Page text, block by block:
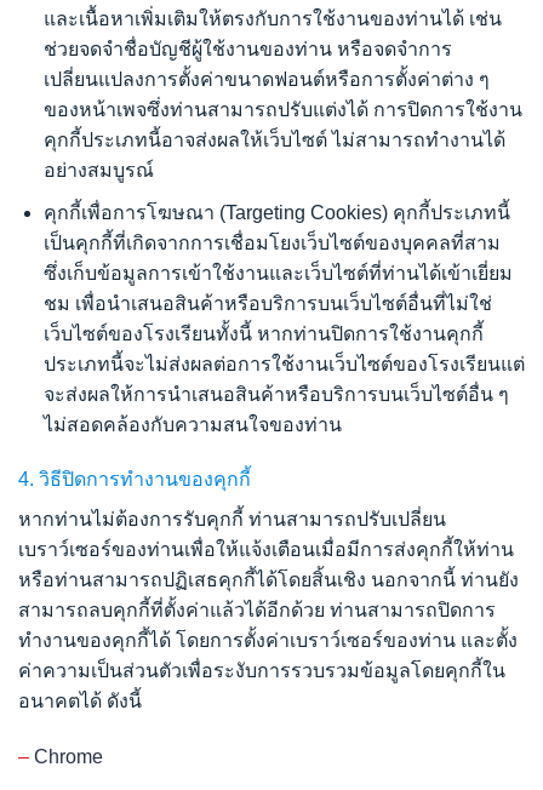
และเนื้อหาเพิ่มเติมให้ตรงกับการใช้งานของท่านได้ เช่น
ช่วยจดจำชื่อบัญชีผู้ใช้งานของท่าน หรือจดจำการ
เปลี่ยนแปลงการตั้งค่าขนาดฟอนต์หรือการตั้งค่าต่าง ๆ
ของหน้าเพจซึ่งท่านสามารถปรับแต่งได้ การปิดการใช้งาน
คุกกี้ประเภทนี้อาจส่งผลให้เว็บไซต์ ไม่สามารถทำงานได้
อย่างสมบูรณ์
คุกกี้เพื่อการโฆษณา (Targeting Cookies) คุกกี้ประเภทนี้
เป็นคุกกี้ที่เกิดจากการเชื่อมโยงเว็บไซต์ของบุคคลที่สาม
ซึ่งเก็บข้อมูลการเข้าใช้งานและเว็บไซต์ที่ท่านได้เข้าเยี่ยม
ชม เพื่อนำเสนอสินค้าหรือบริการบนเว็บไซต์อื่นที่ไม่ใช่
เว็บไซต์ของโรงเรียนทั้งนี้ หากท่านปิดการใช้งานคุกกี้
ประเภทนี้จะไม่ส่งผลต่อการใช้งานเว็บไซต์ของโรงเรียนแต่
จะส่งผลให้การนำเสนอสินค้าหรือบริการบนเว็บไซต์อื่น ๆ
ไม่สอดคล้องกับความสนใจของท่าน
4. วิธีปิดการทำงานของคุกกี้
หากท่านไม่ต้องการรับคุกกี้ ท่านสามารถปรับเปลี่ยน
เบราว์เซอร์ของท่านเพื่อให้แจ้งเตือนเมื่อมีการส่งคุกกี้ให้ท่าน
หรือท่านสามารถปฏิเสธคุกกี้ได้โดยสิ้นเชิง นอกจากนี้ ท่านยัง
สามารถลบคุกกี้ที่ตั้งค่าแล้วได้อีกด้วย ท่านสามารถปิดการ
ทำงานของคุกกี้ได้ โดยการตั้งค่าเบราว์เซอร์ของท่าน และตั้ง
ค่าความเป็นส่วนตัวเพื่อระงับการรวบรวมข้อมูลโดยคุกกี้ใน
อนาคตได้ ดังนี้
– Chrome